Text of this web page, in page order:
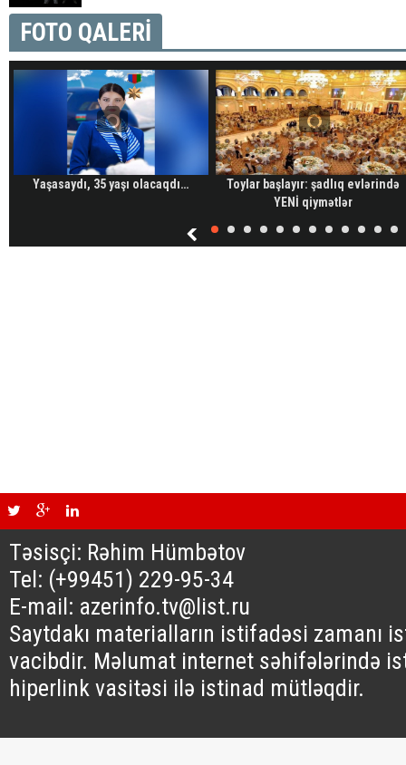
FOTO QALERİ
Yaşasaydı, 35 yaşı olacaqdı…
Toylar başlayır: şadlıq evlərində
YENİ qiymətlər
Təsisçi: Rəhim Hümbətov
Tel: (+99451) 229-95-34
E-mail: azerinfo.tv@list.ru
Saytdakı materialların istifadəsi zamanı
vacibdir. Məlumat internet səhifələrində
hiperlink vasitəsi ilə istinad mütləqdir.